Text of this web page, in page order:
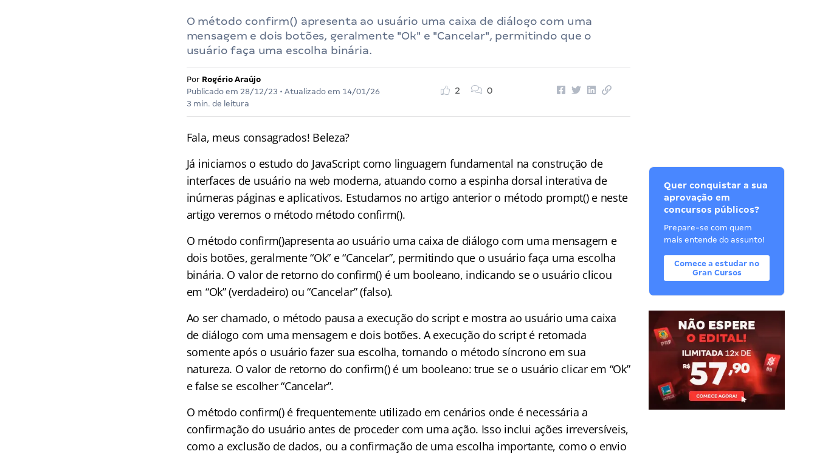
O método confirm() apresenta ao usuário uma caixa de diálogo com uma
mensagem e dois botões, geralmente "Ok" e "Cancelar", permitindo que o
usuário faça uma escolha binária.
Por Rogério Araújo
Publicado em 28/12/23 • Atualizado em 14/01/26
3 min. de leitura
2 0
Fala, meus consagrados! Beleza?
Já iniciamos o estudo do JavaScript como linguagem fundamental na construção de
interfaces de usuário na web moderna, atuando como a espinha dorsal interativa de
inúmeras páginas e aplicativos. Estudamos no artigo anterior o método prompt() e neste
artigo veremos o método método confirm().
O método confirm()apresenta ao usuário uma caixa de diálogo com uma mensagem e
dois botões, geralmente “Ok” e “Cancelar”, permitindo que o usuário faça uma escolha
binária. O valor de retorno do confirm() é um booleano, indicando se o usuário clicou
em “Ok” (verdadeiro) ou “Cancelar” (falso).
Ao ser chamado, o método pausa a execução do script e mostra ao usuário uma caixa
de diálogo com uma mensagem e dois botões. A execução do script é retomada
somente após o usuário fazer sua escolha, tornando o método síncrono em sua
natureza. O valor de retorno do confirm() é um booleano: true se o usuário clicar em “Ok”
e false se escolher “Cancelar”.
O método confirm() é frequentemente utilizado em cenários onde é necessária a
confirmação do usuário antes de proceder com uma ação. Isso inclui ações irreversíveis,
como a exclusão de dados, ou a confirmação de uma escolha importante, como o envio
Quer conquistar a sua
aprovação em
concursos públicos?
Prepare-se com quem
mais entende do assunto!
Comece a estudar no
Gran Cursos